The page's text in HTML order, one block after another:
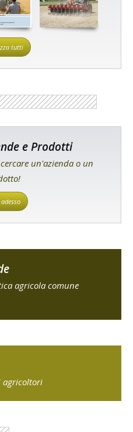
tutti
e Prodotti
un'azienda o un
agricola comune
agricoltori